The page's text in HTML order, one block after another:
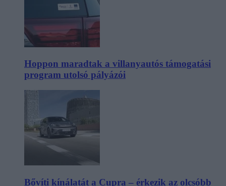
Hoppon maradtak a villanyautós támogatási
program utolsó pályázói
Bővíti kínálatát a Cupra – érkezik az olcsóbb